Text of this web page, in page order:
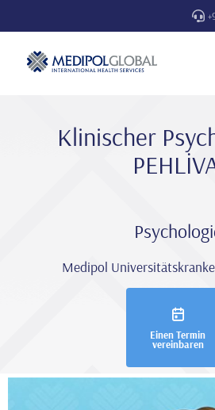
Klinischer
Medipol
Einen Termin
vereinbaren